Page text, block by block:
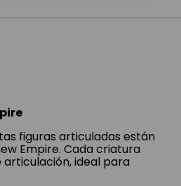
figuras articuladas están
Empire. Cada criatura
ideal para